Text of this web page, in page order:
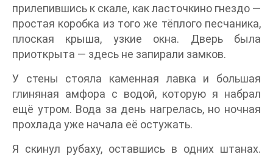
прилепившись к скале, как ласточкино гнездо —
простая коробка из того же тёплого песчаника,
плоская крыша, узкие окна. Дверь была
приоткрыта — здесь не запирали замков.
У стены стояла каменная лавка и большая
глиняная амфора с водой, которую я набрал
ещё утром. Вода за день нагрелась, но ночная
прохлада уже начала её остужать.
Я скинул рубаху, оставшись в одних штанах.